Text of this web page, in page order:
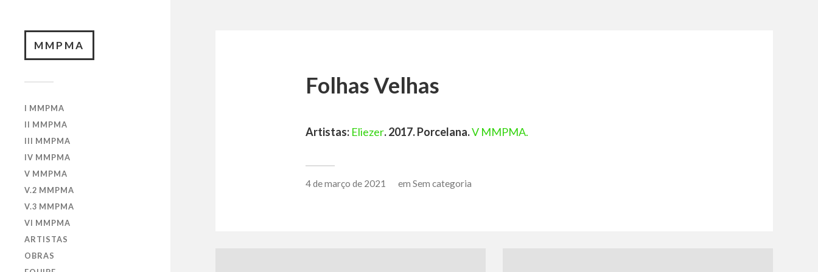
MMPMA
I MMPMA
II MMPMA
III MMPMA
IV MMPMA
V MMPMA
V.2 MMPMA
V.3 MMPMA
VI MMPMA
ARTISTAS
OBRAS
Folhas Velhas
Artistas: Eliezer. 2017. Porcelana.V MMPMA.
4 de março de 2021 em Sem categoria